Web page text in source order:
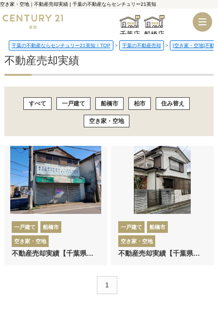
空き家・空地｜不動産売却実績 | 千葉の不動産ならセンチュリー21英知
千葉店 船橋店
千葉の不動産ならセンチュリー21英知｜TOP 千葉の不動産売却 [空き家・空地]不動
不動産売却実績
すべて 一戸建て 船橋市 柏市 住み替え
空き家・空地
一戸建て 船橋市
空き家・空地
不動産売却実績【千葉県船橋市】 センチュリー21英知
一戸建て 船橋市
空き家・空地
不動産売却実績【千葉県船橋市咲が丘】 センチュリー21英知
1